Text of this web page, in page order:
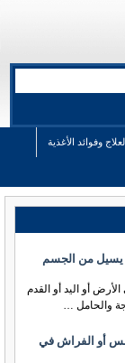
وفوائد الأغذية
يسيل من الجسم
أو اليد أو القدم
والحامل …
أو الفراش في